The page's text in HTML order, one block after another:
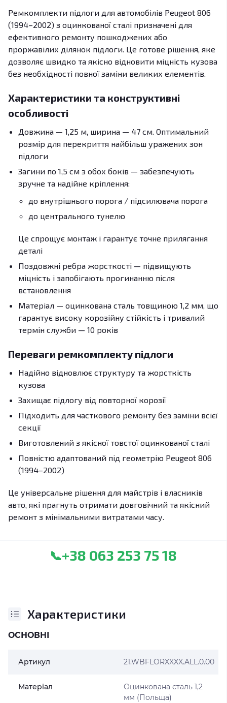
Ремкомплекти підлоги для автомобілів Peugeot 806
(1994–2002) з оцинкованої сталі призначені для
ефективного ремонту пошкоджених або
проржавілих ділянок підлоги. Це готове рішення, яке
дозволяє швидко та якісно відновити міцність кузова
без необхідності повної заміни великих елементів.
Характеристики та конструктивні
особливості
Довжина — 1,25 м, ширина — 47 см. Оптимальний
розмір для перекриття найбільш уражених зон
підлоги
Загини по 1,5 см з обох боків — забезпечують
зручне та надійне кріплення:
до внутрішнього порога / підсилювача порога
до центрального тунелю
Це спрощує монтаж і гарантує точне прилягання
деталі
Поздовжні ребра жорсткості — підвищують
міцність і запобігають прогинанню після
встановлення
Матеріал — оцинкована сталь товщиною 1,2 мм, що
гарантує високу корозійну стійкість і тривалий
термін служби — 10 років
Переваги ремкомплекту підлоги
Надійно відновлює структуру та жорсткість
кузова
Захищає підлогу від повторної корозії
Підходить для часткового ремонту без заміни всієї
секції
Виготовлений з якісної товстої оцинкованої сталі
Повністю адаптований під геометрію Peugeot 806
(1994–2002)
Це універсальне рішення для майстрів і власників
авто, які прагнуть отримати довговічний та якісний
ремонт з мінімальними витратами часу.
📞+38 063 253 75 18
Характеристики
ОСНОВНІ
Артикул 21.WBFLORXXXX.ALL.0.00
Матеріал
Оцинкована сталь 1,2
мм (Польща)